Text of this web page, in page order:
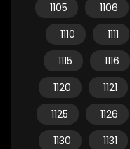
1105
1106
1110
1111
1115
1116
1120
1121
1125
1126
1130
1131